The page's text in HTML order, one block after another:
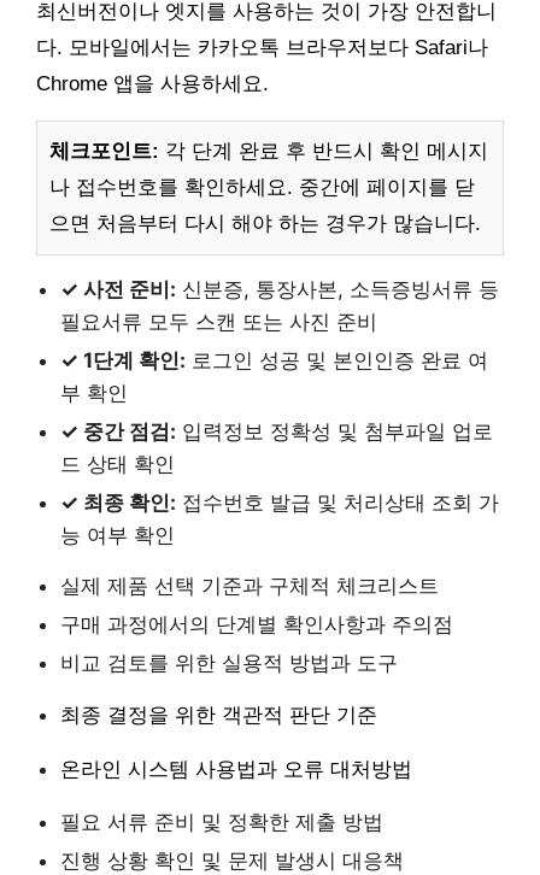
최신버전이나 엣지를 사용하는 것이 가장 안전합니
다. 모바일에서는 카카오톡 브라우저보다 Safari나
Chrome 앱을 사용하세요.
체크포인트: 각 단계 완료 후 반드시 확인 메시지
나 접수번호를 확인하세요. 중간에 페이지를 닫
으면 처음부터 다시 해야 하는 경우가 많습니다.
✓ 사전 준비: 신분증, 통장사본, 소득증빙서류 등
필요서류 모두 스캔 또는 사진 준비
✓ 1단계 확인: 로그인 성공 및 본인인증 완료 여
부 확인
✓ 중간 점검: 입력정보 정확성 및 첨부파일 업로
드 상태 확인
✓ 최종 확인: 접수번호 발급 및 처리상태 조회 가
능 여부 확인
실제 제품 선택 기준과 구체적 체크리스트
구매 과정에서의 단계별 확인사항과 주의점
비교 검토를 위한 실용적 방법과 도구
최종 결정을 위한 객관적 판단 기준
온라인 시스템 사용법과 오류 대처방법
필요 서류 준비 및 정확한 제출 방법
진행 상황 확인 및 문제 발생시 대응책